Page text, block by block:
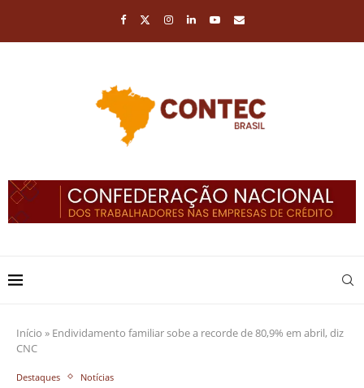
Início » Endividamento familiar sobe a recorde de 80,9% em abril, diz
CNC
Destaques Notícias